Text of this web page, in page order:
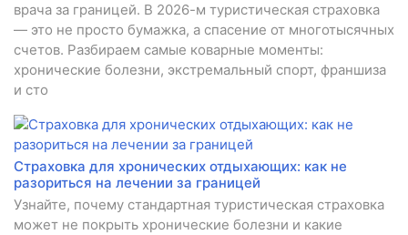
врача за границей. В 2026-м туристическая страховка
— это не просто бумажка, а спасение от многотысячных
счетов. Разбираем самые коварные моменты:
хронические болезни, экстремальный спорт, франшиза
и сто
Страховка для хронических отдыхающих: как не
разориться на лечении за границей
Узнайте, почему стандартная туристическая страховка
может не покрыть хронические болезни и какие